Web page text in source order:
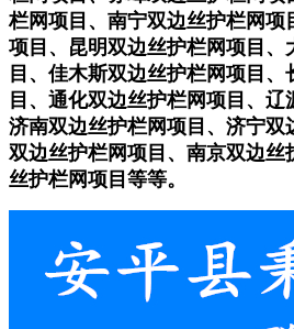
栏网项目、南宁双边丝护栏网项
项目、昆明双边丝护栏网项目、
目、佳木斯双边丝护栏网项目
目、通化双边丝护栏网项目、辽
济南双边丝护栏网项目、济宁双
双边丝护栏网项目、南京双边丝
丝护栏网项目等等。